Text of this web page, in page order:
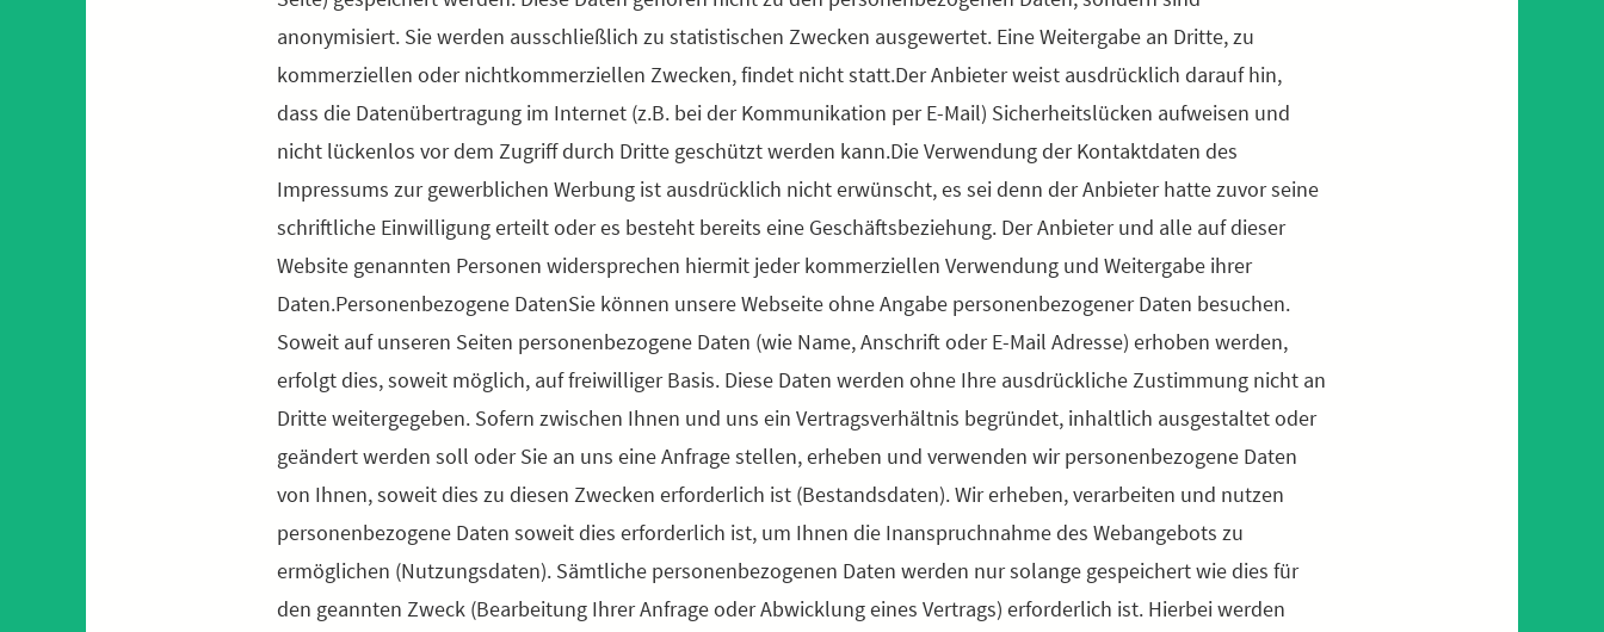
anonymisiert. Sie werden ausschließlich zu statistischen Zwecken ausgewertet. Eine Weitergabe an Dritte, zu
kommerziellen oder nichtkommerziellen Zwecken, findet nicht statt.Der Anbieter weist ausdrücklich darauf hin,
dass die Datenübertragung im Internet (z.B. bei der Kommunikation per E-Mail) Sicherheitslücken aufweisen und
nicht lückenlos vor dem Zugriff durch Dritte geschützt werden kann.Die Verwendung der Kontaktdaten des
Impressums zur gewerblichen Werbung ist ausdrücklich nicht erwünscht, es sei denn der Anbieter hatte zuvor seine
schriftliche Einwilligung erteilt oder es besteht bereits eine Geschäftsbeziehung. Der Anbieter und alle auf dieser
Website genannten Personen widersprechen hiermit jeder kommerziellen Verwendung und Weitergabe ihrer
Daten.Personenbezogene DatenSie können unsere Webseite ohne Angabe personenbezogener Daten besuchen.
Soweit auf unseren Seiten personenbezogene Daten (wie Name, Anschrift oder E-Mail Adresse) erhoben werden,
erfolgt dies, soweit möglich, auf freiwilliger Basis. Diese Daten werden ohne Ihre ausdrückliche Zustimmung nicht an
Dritte weitergegeben. Sofern zwischen Ihnen und uns ein Vertragsverhältnis begründet, inhaltlich ausgestaltet oder
geändert werden soll oder Sie an uns eine Anfrage stellen, erheben und verwenden wir personenbezogene Daten
von Ihnen, soweit dies zu diesen Zwecken erforderlich ist (Bestandsdaten). Wir erheben, verarbeiten und nutzen
personenbezogene Daten soweit dies erforderlich ist, um Ihnen die Inanspruchnahme des Webangebots zu
ermöglichen (Nutzungsdaten). Sämtliche personenbezogenen Daten werden nur solange gespeichert wie dies für
den geannten Zweck (Bearbeitung Ihrer Anfrage oder Abwicklung eines Vertrags) erforderlich ist. Hierbei werden